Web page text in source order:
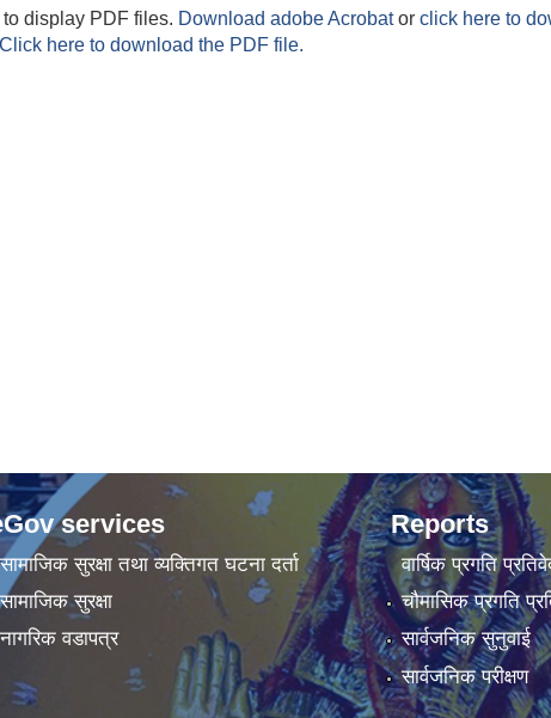
display PDF files. Download adobe Acrobator click here to
Click here to download the PDF file.
services
सामाजिक सुरक्षा तथा व्यक्तिगत घटना दर्ता
सामाजिक सुरक्षा
नागरिक वडापत्र
Reports
वार्षिक प्रगति
चौमासिक प्रगति
सार्वजनिक सुनुवाई
सार्वजनिक परीक्षण